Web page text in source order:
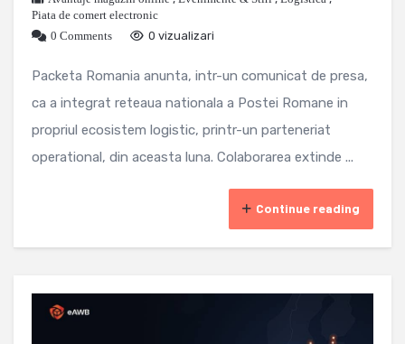
Piata de comert electronic
0 Comments
0 vizualizari
Packeta Romania anunta, intr-un comunicat de presa,
ca a integrat reteaua nationala a Postei Romane in
propriul ecosistem logistic, printr-un parteneriat
operational, din aceasta luna. Colaborarea extinde ...
Continue reading